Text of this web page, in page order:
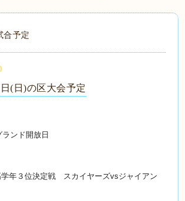
合予定
(日)の区大会予定
ンド開放日
学年３位決定戦
スカイヤーズvsジャイアン